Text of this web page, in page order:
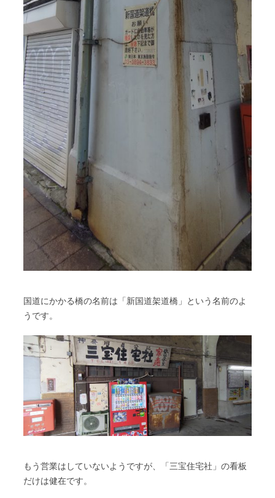
国道にかかる橋の名前は「新国道架道橋」という名前のよ
うです。
もう営業はしていないようですが、「三宝住宅社」の看板
だけは健在です。